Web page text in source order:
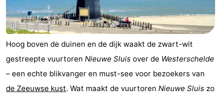
Natuur
Het
Zwin
West-
Vlaanderen
-
Brugge
-
Gent
De
Hoog boven de duinen en de dijk waakt de zwart-wit
gestreepte vuurtoren Nieuwe Sluis over de Westerschelde
– een echte blikvanger en must-see voor bezoekers van
de Zeeuwse kust. Wat maakt de vuurtoren Nieuwe Sluis zo